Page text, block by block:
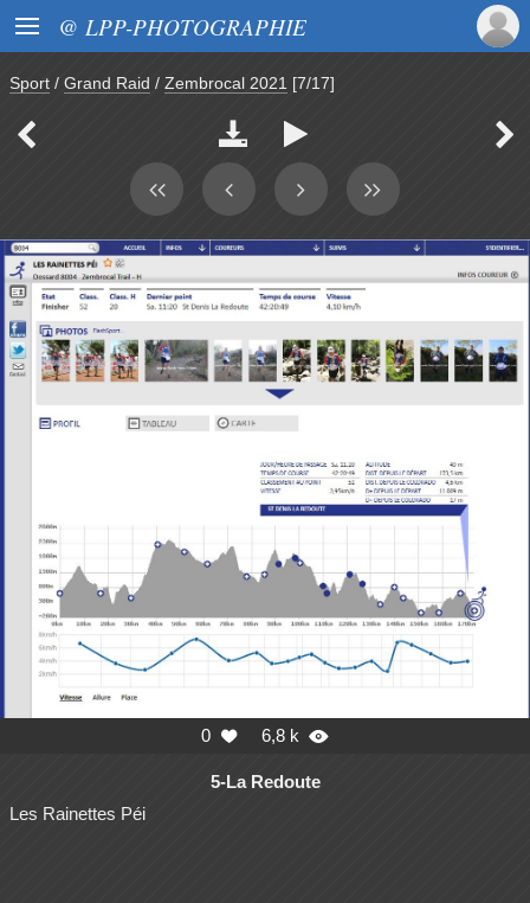
 @ LPP-PHOTOGRAPHIE
Sport / Grand Raid / Zembrocal 2021 [7/17]
   
0  6,8 k 
5-La Redoute
Les Rainettes Péi